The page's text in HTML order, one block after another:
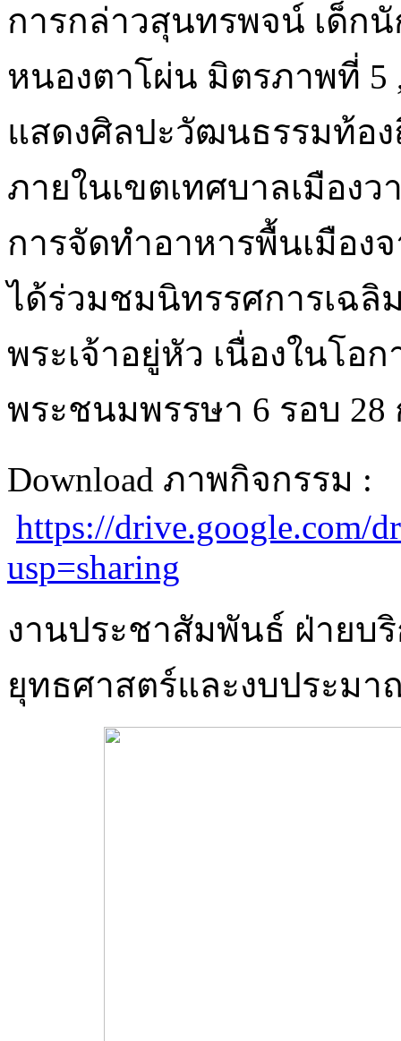
การกล่าวสุนทรพจน์ เด็กนั
หนองตาโผ่น มิตรภาพที่ 5
แสดงศิลปะวัฒนธรรมท้อ
ภายในเขตเทศบาลเมือง
การจัดทำอาหารพื้นเมือง
ได้ร่วมชมนิทรรศการเฉลิ
พระเจ้าอยู่หัว เนื่องในโอ
พระชนมพรรษา 6 รอบ 28
Download ภาพกิจกรรม :
https://drive.google.com/
usp=sharing
งานประชาสัมพันธ์ ฝ่ายบ
ยุทธศาสตร์และงบประมา